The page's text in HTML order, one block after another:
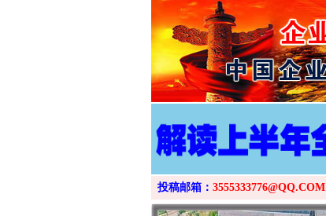
投稿邮箱： 3555333776@QQ.COM